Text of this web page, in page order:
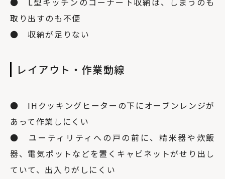
取り出すのも不便
● 収納が足りない
レイアウト・作業動線
● IHクッキングヒーターの下にオーブンレンジが
あって作業しにくい
● ユーティリティへの戸の前に、精米器や炊飯
器、電気ポットなどを置くキャビネットがせり出し
ていて、出入りがしにくい